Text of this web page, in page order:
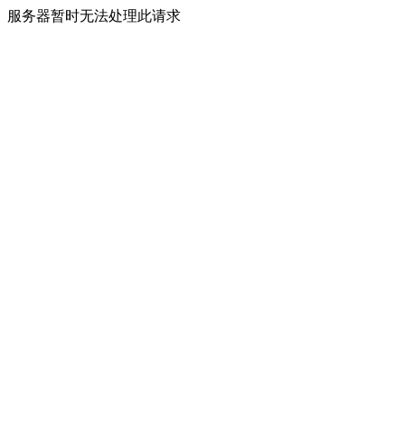
服务器暂时无法处理此请求